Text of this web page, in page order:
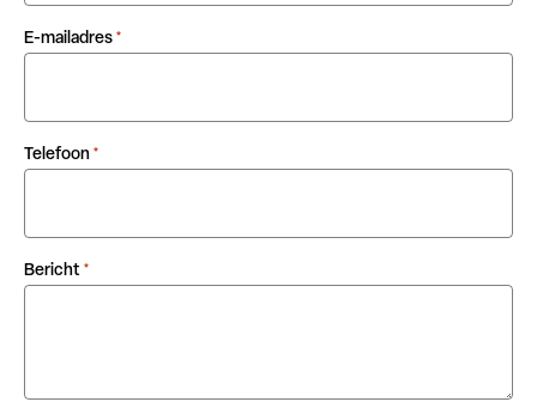
E-mailadres *
Telefoon *
Bericht *